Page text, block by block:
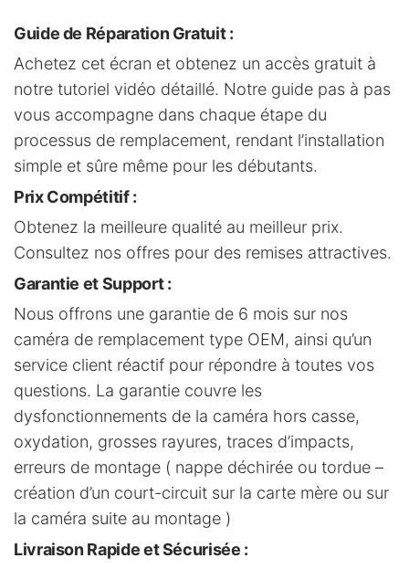
Guide de Réparation Gratuit:
Achetez cet écran et obtenez un accès gratuit à
notre tutoriel vidéo détaillé. Notre guide pas à pas
vous accompagne dans chaque étape du
processus de remplacement, rendant l’installation
simple et sûre même pour les débutants.
Prix Compétitif:
Obtenez la meilleure qualité au meilleur prix.
Consultez nos offres pour des remises attractives.
Garantie et Support:
Nous offrons une garantie de 6 mois sur nos
caméra de remplacement type OEM, ainsi qu’un
service client réactif pour répondre à toutes vos
questions. La garantie couvre les
dysfonctionnements de la caméra hors casse,
oxydation, grosses rayures, traces d’impacts,
erreurs de montage ( nappe déchirée ou tordue –
création d’un court-circuit sur la carte mère ou sur
la caméra suite au montage )
Livraison Rapide et Sécurisée :